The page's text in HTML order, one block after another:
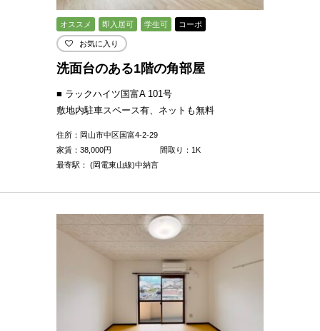
オススメ 即入居可 学生可 コーポ
お気に入り
洗面台のある1階の角部屋
■ ラックハイツ国富A 101号
敷地内駐車スペース有、ネットも無料
住所：岡山市中区国富4-2-29
家賃： 38,000円
間取り：1K
最寄駅： (岡電東山線)中納言